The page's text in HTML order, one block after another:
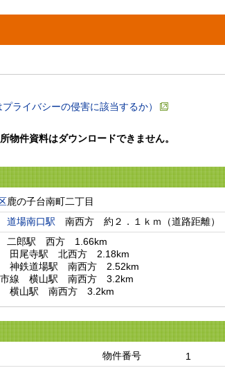
ライバシーの侵害に該当するか）
物件資料はダウンロードできません。
鹿の子台南町二丁目
道場南口駅 南西方　約２．１ｋｍ（道路距離）
二郎駅　西方　1.66km
横山駅　南西方　3.2km
物件番号
1